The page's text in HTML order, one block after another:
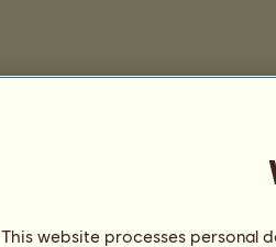
This website processes personal